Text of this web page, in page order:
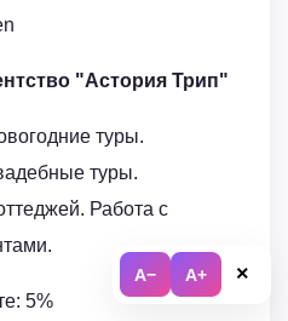
A− A+ ×
"Астория Трип"
туры.
туры.
Работа с
5%